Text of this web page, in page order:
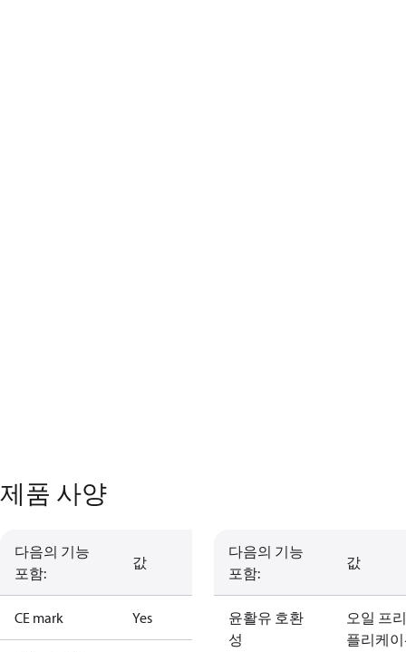
제품 사양
다음의 기능
포함:
값
CE mark Yes
다음의 기능
포함:
값
윤활유 호환
성
오일 프
플리케